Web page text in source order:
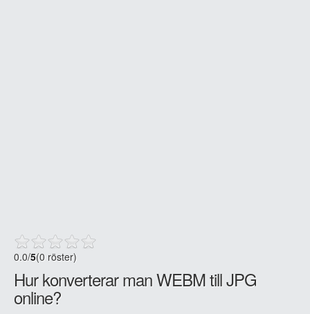
0.0/5(0 röster)
Hur konverterar man WEBM till JPG
online?